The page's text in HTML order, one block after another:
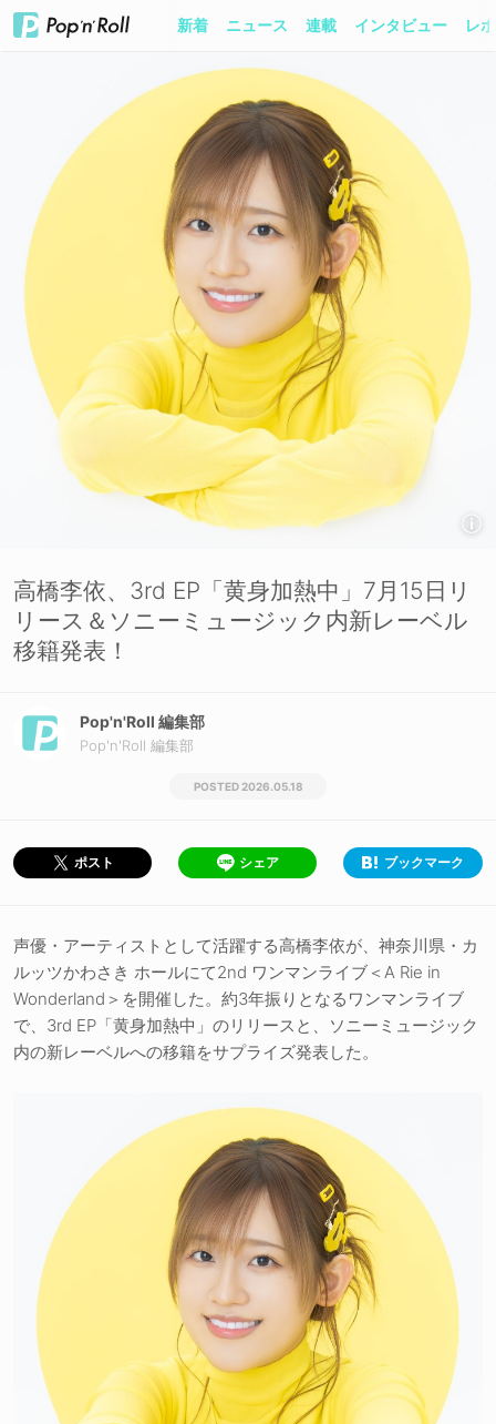
新着 ニュース 連載 インタビュー レ
高橋李依、3rd EP「黄身加熱中」7月15日リ
リース＆ソニーミュージック内新レーベル
移籍発表！
Pop'n'Roll 編集部
Pop'n'Roll 編集部
2026.05.18
ポスト シェア ブックマーク
声優・アーティストとして活躍する高橋李依が、神奈川県・カ
ルッツかわさき ホールにて2nd ワンマンライブ＜A Rie in
Wonderland＞を開催した。約3年振りとなるワンマンライブ
で、3rd EP「黄身加熱中」のリリースと、ソニーミュージック
内の新レーベルへの移籍をサプライズ発表した。